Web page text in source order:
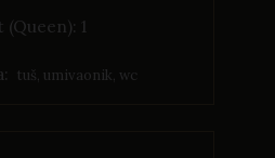
1
tuš, umivaonik, wc